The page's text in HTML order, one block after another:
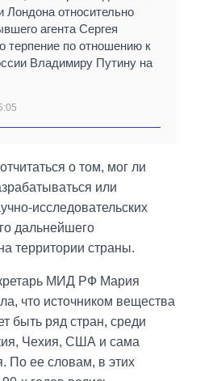
Лондона относительно
агента Сергея
терпение по отношению к
Владимиру Путину на
о том, мог ли
или
исследовательских
дальнейшего
территории страны.
МИД РФ Мария
что источником вещества
быть ряд стран, среди
Чехия, США и сама
По ее словам, в этих